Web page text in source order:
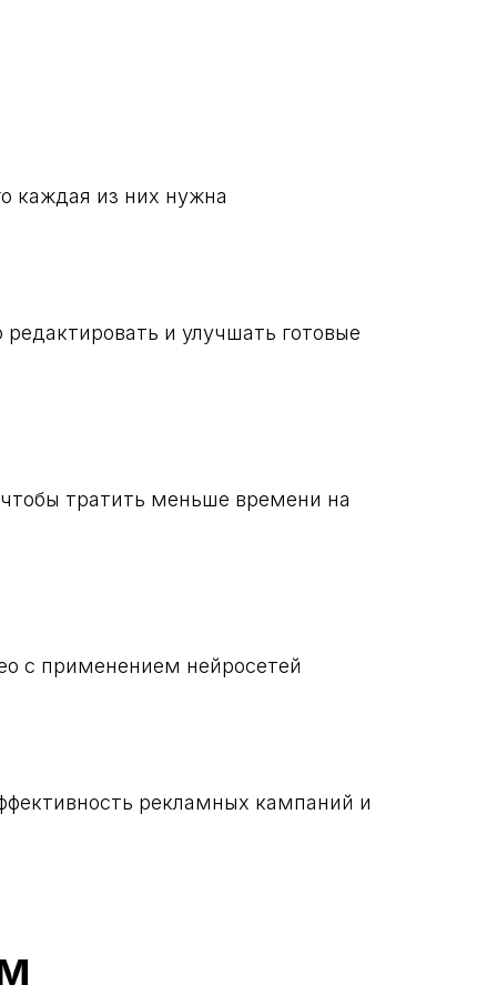
каждая из них нужна
и улучшать готовые
тратить меньше времени на
с применением нейросетей
рекламных кампаний и